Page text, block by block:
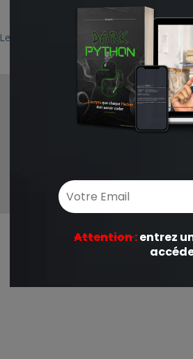
Les champs obligatoires sont indiqués avec